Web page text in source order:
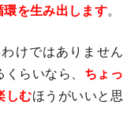
を生み出します。
けではありません
らいなら、 ちょっ
しむほうがいいと思